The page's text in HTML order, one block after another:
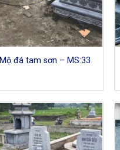
Mộ đá tam sơn – MS:33